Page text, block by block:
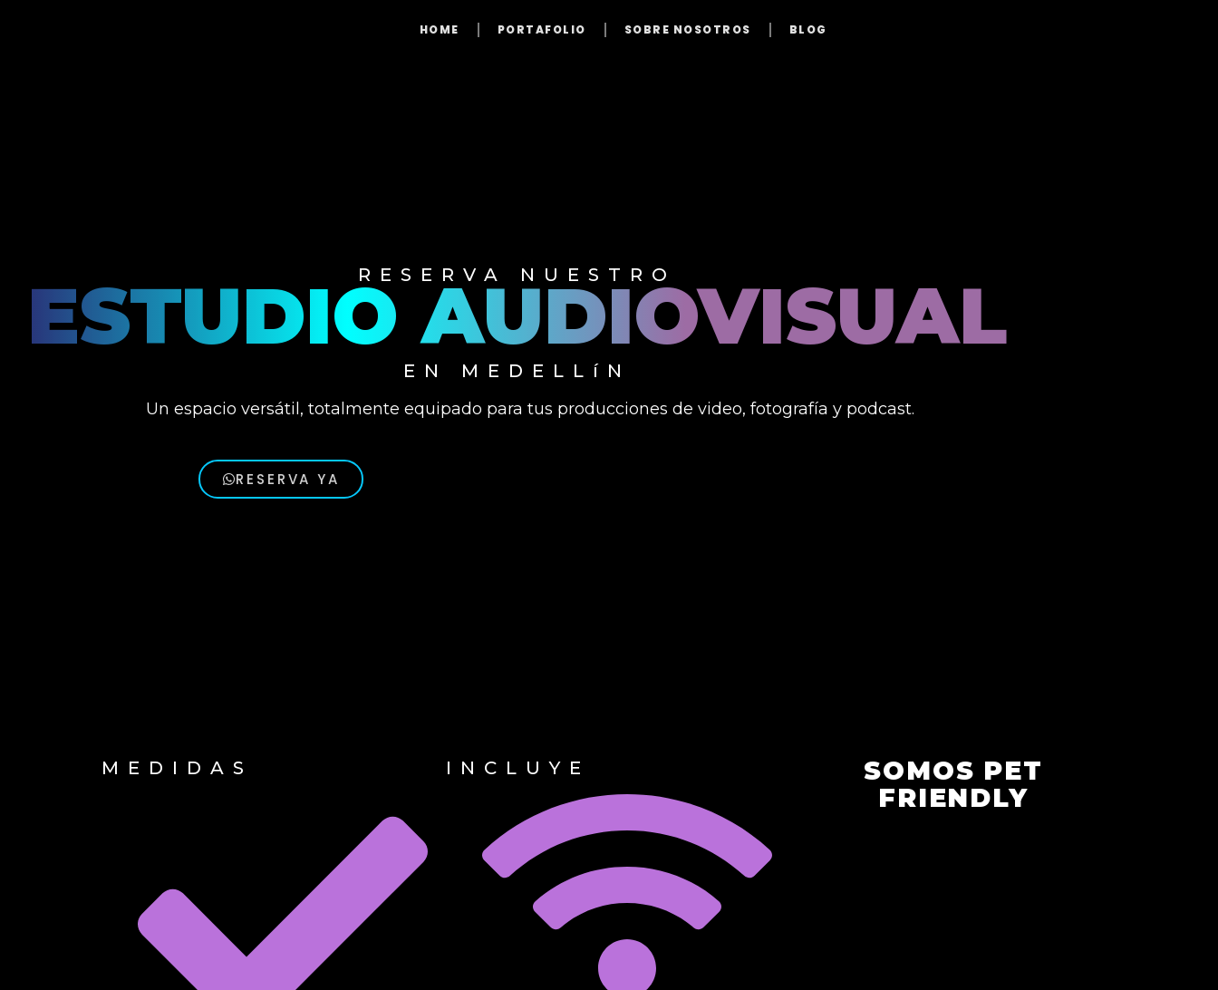
HOME PORTAFOLIO SOBRE NOSOTROS BLOG
RESERVA NUESTRO
ESTUDIO AUDIOVISUAL
EN MEDELLíN
Un espacio versátil, totalmente equipado para tus producciones de video, fotografía y podcast.
RESERVA YA
MEDIDAS INCLUYE
SOMOS PET
FRIENDLY